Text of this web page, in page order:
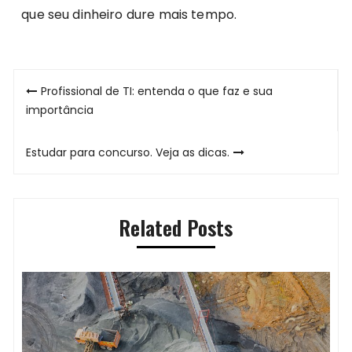
que seu dinheiro dure mais tempo.
Navegação
de
Post
Profissional de TI: entenda o que faz e sua
importância
Estudar para concurso. Veja as dicas.
Related Posts